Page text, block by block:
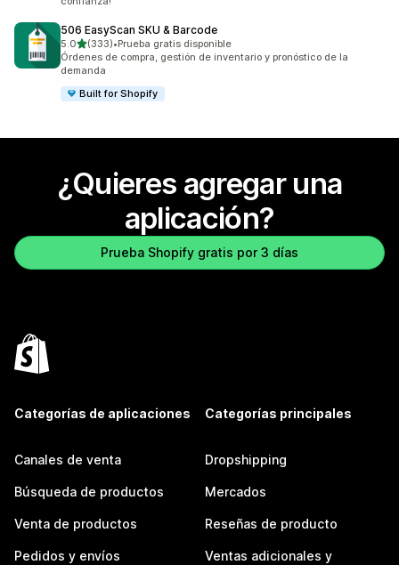
506 EasyScan SKU & Barcode
5.0de 5 estrellas
(333)
333 reseñas en total
•Prueba gratis disponible
Órdenes de compra, gestión de inventario y pronóstico de la
demanda
Built for Shopify
¿Quieres agregar una
aplicación?
Prueba Shopify gratis por 3 días
Categorías de aplicaciones
Canales de venta
Búsqueda de productos
Venta de productos
Pedidos y envíos
Categorías principales
Dropshipping
Mercados
Reseñas de producto
Ventas adicionales y